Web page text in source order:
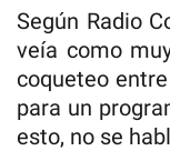
Según Radio
veía como
coqueteo
para un
esto, no se